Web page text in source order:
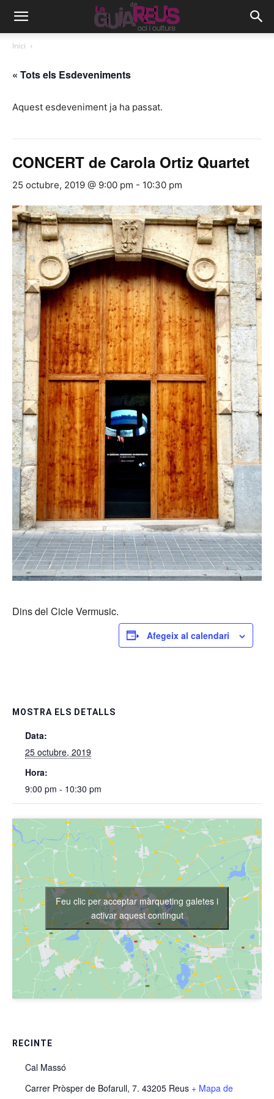
Inici
« Tots els Esdeveniments
Aquest esdeveniment ja ha passat.
CONCERT de Carola Ortiz Quartet
25 octubre, 2019 @ 9:00 pm - 10:30 pm
Dins del Cicle Vermusic.
Afegeix al calendari
MOSTRA ELS DETALLS
Data:
25 octubre, 2019
Hora:
9:00 pm - 10:30 pm
RECINTE
Cal Massó
Carrer Pròsper de Bofarull, 7. 43205 Reus + Mapa de
Feu clic per acceptar màrqueting galetes i
activar aquest contingut